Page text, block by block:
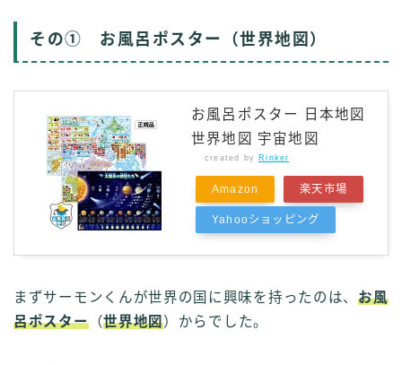
その① お風呂ポスター（世界地図）
お風呂ポスター 日本地図
世界地図 宇宙地図
created by Rinker
Amazon 楽天市場
Yahooショッピング
まずサーモンくんが世界の国に興味を持ったのは、お風
呂ポスター（世界地図）からでした。